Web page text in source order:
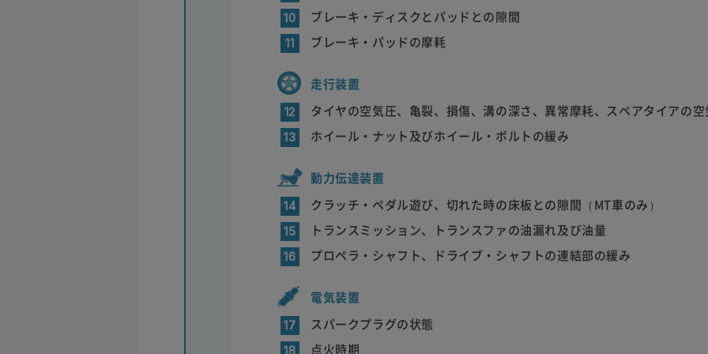
10 ブレーキ・ディスクとパッドとの隙間
11 ブレーキ・パッドの摩耗
走行装置
12 タイヤの空気圧、亀裂、損傷、溝の深さ、異常摩耗、スペアタイアの
13 ホイール・ナット及びホイール・ボルトの緩み
動力伝達装置
14 クラッチ・ペダル遊び、切れた時の床板との隙間（MT車のみ）
15 トランスミッション、トランスファの油漏れ及び油量
16 プロペラ・シャフト、ドライブ・シャフトの連結部の緩み
電気装置
17 スパークプラグの状態
18 点火時期